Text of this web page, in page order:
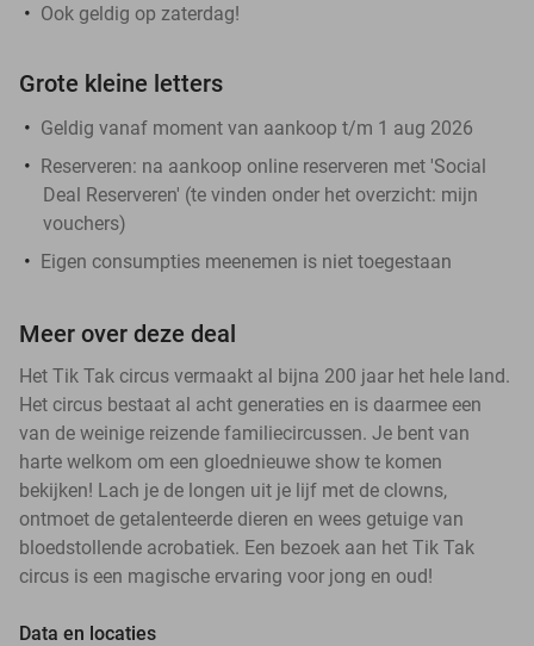
Ook geldig op zaterdag!
Grote kleine letters
Geldig vanaf moment van aankoop t/m 1 aug 2026
Reserveren: na aankoop online reserveren met 'Social
Deal Reserveren' (te vinden onder het overzicht: mijn
vouchers)
Eigen consumpties meenemen is niet toegestaan
Meer over deze deal
Het Tik Tak circus vermaakt al bijna 200 jaar het hele land.
Het circus bestaat al acht generaties en is daarmee een
van de weinige reizende familiecircussen. Je bent van
harte welkom om een gloednieuwe show te komen
bekijken! Lach je de longen uit je lijf met de clowns,
ontmoet de getalenteerde dieren en wees getuige van
bloedstollende acrobatiek. Een bezoek aan het Tik Tak
circus is een magische ervaring voor jong en oud!
Data en locaties